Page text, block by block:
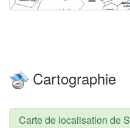
Cartographie
Carte de localisation de